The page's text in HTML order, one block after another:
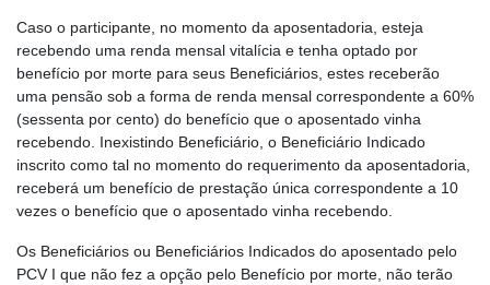
Caso o participante, no momento da aposentadoria, esteja
recebendo uma renda mensal vitalícia e tenha optado por
benefício por morte para seus Beneficiários, estes receberão
uma pensão sob a forma de renda mensal correspondente a 60%
(sessenta por cento) do benefício que o aposentado vinha
recebendo. Inexistindo Beneficiário, o Beneficiário Indicado
inscrito como tal no momento do requerimento da aposentadoria,
receberá um benefício de prestação única correspondente a 10
vezes o benefício que o aposentado vinha recebendo.
Os Beneficiários ou Beneficiários Indicados do aposentado pelo
PCV I que não fez a opção pelo Benefício por morte, não terão